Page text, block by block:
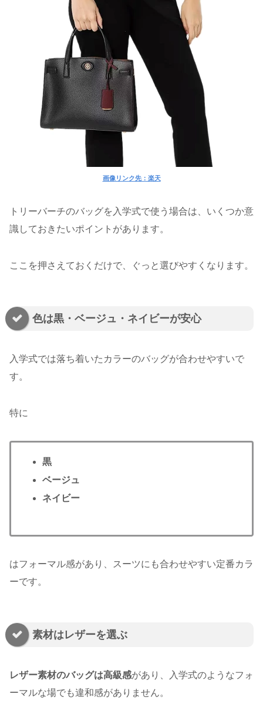
画像リンク先：楽天
トリーバーチのバッグを入学式で使う場合は、いくつか意
識しておきたいポイントがあります。
ここを押さえておくだけで、ぐっと選びやすくなります。
色は黒・ベージュ・ネイビーが安心
入学式では落ち着いたカラーのバッグが合わせやすいで
す。
特に
黒
ベージュ
ネイビー
はフォーマル感があり、スーツにも合わせやすい定番カラ
ーです。
素材はレザーを選ぶ
レザー素材のバッグは高級感があり、入学式のようなフォ
ーマルな場でも違和感がありません。